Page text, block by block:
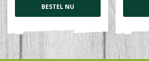
BESTEL NU